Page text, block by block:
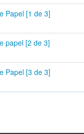
Papel [1 de 3]
papel [2 de 3]
Papel [3 de 3]